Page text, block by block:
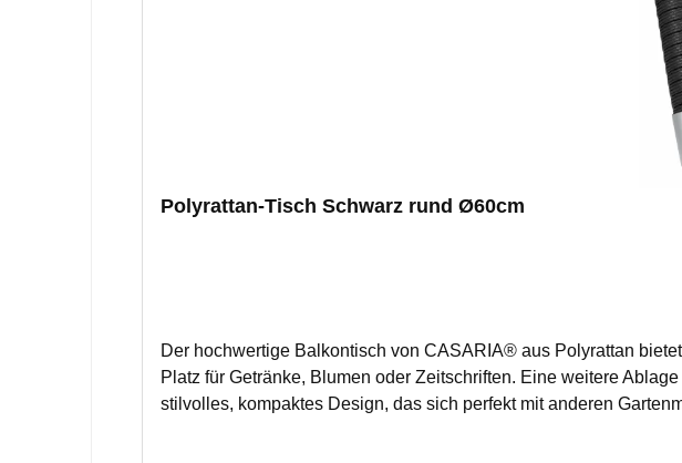
Polyrattan-Tisch Schwarz rund Ø60cm
Der hochwertige Balkontisch von CASARIA® aus Polyrattan
Platz für Getränke, Blumen oder Zeitschriften. Eine weitere
stilvolles, kompaktes Design, das sich perfekt mit anderen